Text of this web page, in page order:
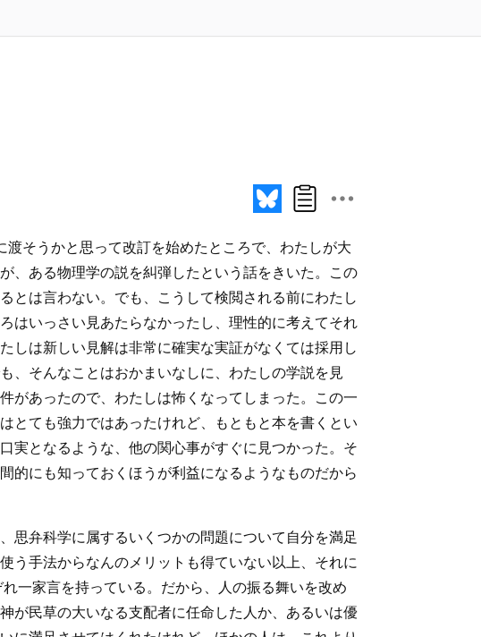
そうかと思って改訂を始めたところで、わたしが大
、ある物理学の説を糾弾したという話をきいた。この
とは言わない。でも、こうして検閲される前にわたし
はいっさい見あたらなかったし、理性的に考えてそれ
しは新しい見解は非常に確実な実証がなくては採用し
、そんなことはおかまいなしに、わたしの学説を見
があったので、わたしは怖くなってしまった。この一
とても強力ではあったけれど、もともと本を書くとい
実となるような、他の関心事がすぐに見つかった。そ
的にも知っておくほうが利益になるようなものだから
思弁科学に属するいくつかの問題について自分を満足
う手法からなんのメリットも得ていない以上、それに
一家言を持っている。だから、人の振る舞いを改め
が民草の大いなる支配者に任命した人か、あるいは優